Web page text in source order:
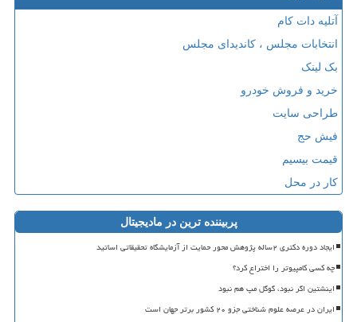
آتلیه دات کام
انتخابات مجلس ، کاندیدای مجلس
بک لینک
خرید و فروش خودرو
طراحی سایت
فیش حج
قیمت بیسیم
کار در محل
پربیننده ترین در مادیجیتال
ایجاد دوره دکتری ۲ساله پژوهش محور حمایت از آزمایشگاه تحقیقاتی اساتید
چه کسی کامپیوتر را اختراع کرد؟
اینشتین اگر نبود، گوگل مپ هم نبود
ایران در عرصه علوم شناختی جزو ۲۰ کشور برتر جهان است